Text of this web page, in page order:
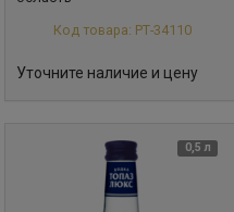
Код товара: РТ-34110
Уточните наличие и цену
0,5 л